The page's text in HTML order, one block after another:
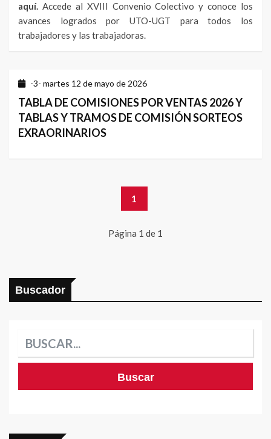
aquí. Accede al XVIII Convenio Colectivo y conoce los
avances logrados por UTO-UGT para todos los
trabajadores y las trabajadoras.
-3- martes 12 de mayo de 2026
TABLA DE COMISIONES POR VENTAS 2026 Y
TABLAS Y TRAMOS DE COMISIÓN SORTEOS
EXRAORINARIOS
1
Página 1 de 1
Buscador